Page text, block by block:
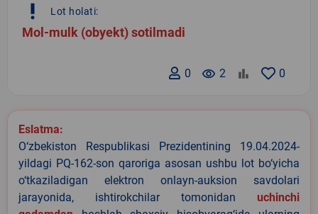
priority_high Lot holati:
Mol-mulk (obyekt) sotilmadi
0
remove_red_eye 2
0
Eslatma:
O‘zbekiston Respublikasi Prezidentining 19.04.2024-
yildagi PQ-162-son qaroriga asosan ushbu lot bo‘yicha
o‘tkaziladigan elektron onlayn-auksion savdolari
jarayonida, ishtirokchilar tomonidan uchinchi